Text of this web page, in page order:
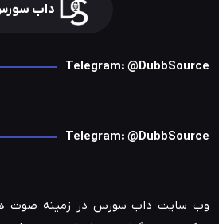
داب
Telegram: @DubbSource
Telegram: @DubbSource
وب سایت داب سورس در زمینه صوت